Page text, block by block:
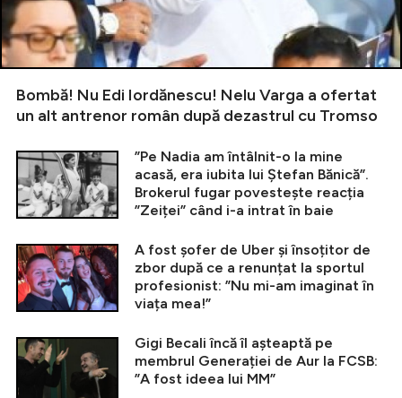
Bombă! Nu Edi Iordănescu! Nelu Varga a ofertat
un alt antrenor român după dezastrul cu Tromso
”Pe Nadia am întâlnit-o la mine
acasă, era iubita lui Ștefan Bănică”.
Brokerul fugar povestește reacția
”Zeiței” când i-a intrat în baie
A fost șofer de Uber și însoțitor de
zbor după ce a renunțat la sportul
profesionist: ”Nu mi-am imaginat în
viața mea!”
Gigi Becali încă îl așteaptă pe
membrul Generației de Aur la FCSB:
”A fost ideea lui MM”